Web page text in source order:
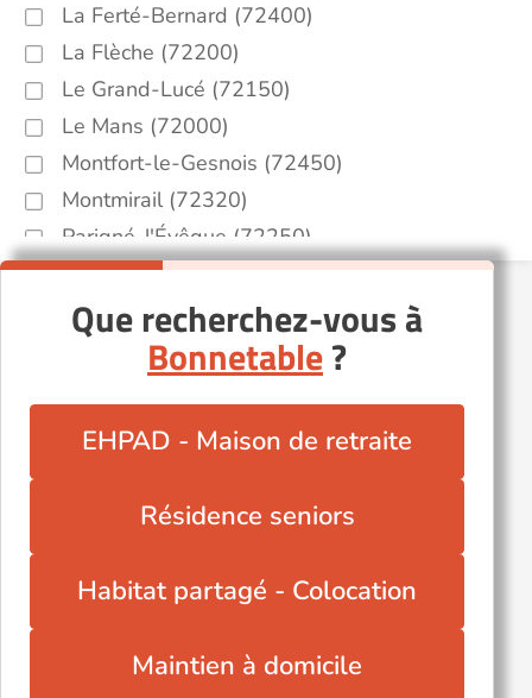
La Ferté-Bernard (72400)
La Flèche (72200)
Le Grand-Lucé (72150)
Le Mans (72000)
Montfort-le-Gesnois (72450)
Montmirail (72320)
Parigné-l'Évêque (72250)
Précigné (72300)
Roézé-sur-Sarthe (72210)
Ruillé-sur-Loir (72340)
Sablé-sur-Sarthe (72300)
Saint-Saturnin (72650)
Vallon-sur-Gée (72540)
Que recherchez-vous à
Bonnetable?
EHPAD - Maison de retraite
Résidence seniors
Habitat partagé - Colocation
Maintien à domicile